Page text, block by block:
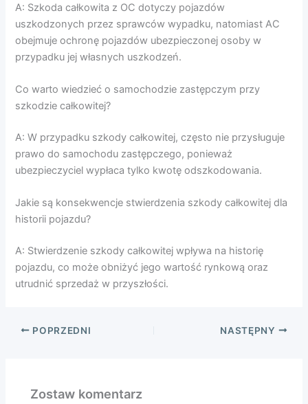
A: Szkoda całkowita z OC dotyczy pojazdów
uszkodzonych przez sprawców wypadku, natomiast AC
obejmuje ochronę pojazdów ubezpieczonej osoby w
przypadku jej własnych uszkodzeń.
Co warto wiedzieć o samochodzie zastępczym przy
szkodzie całkowitej?
A: W przypadku szkody całkowitej, często nie przysługuje
prawo do samochodu zastępczego, ponieważ
ubezpieczyciel wypłaca tylko kwotę odszkodowania.
Jakie są konsekwencje stwierdzenia szkody całkowitej dla
historii pojazdu?
A: Stwierdzenie szkody całkowitej wpływa na historię
pojazdu, co może obniżyć jego wartość rynkową oraz
utrudnić sprzedaż w przyszłości.
POPRZEDNI NASTĘPNY
Zostaw komentarz